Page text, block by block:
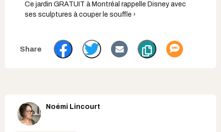
Ce jardin GRATUIT à Montréal rappelle Disney avec
ses sculptures à couper le souffle ›
Noémi Lincourt